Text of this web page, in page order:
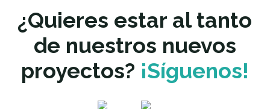
¿Quieres estar al tanto
de nuestros nuevos
proyectos? ¡Síguenos!